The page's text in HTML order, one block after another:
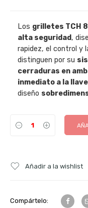
Los grilletes TCH
alta seguridad,
rapidez, el control y
distinguen por su
cerraduras en
inmediato a la
diseño
Añadir a la wishlist
Compártelo: